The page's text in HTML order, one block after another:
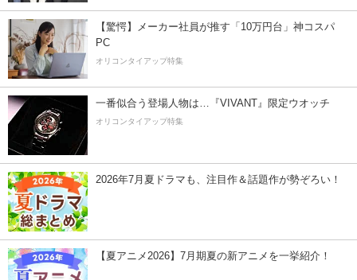
【驚愕】メーカー社員が推す「10万円台」神コスパ
PC
オリコンタイアップ特集
一番似合う登場人物は…『VIVANT』限定ウオッチ
オリコンタイアップ特集
2026年7月夏ドラマも、注目作＆話題作が勢ぞろい！
【夏アニメ2026】7月期夏の新アニメを一挙紹介！